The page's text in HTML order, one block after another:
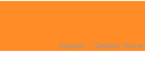
Dejabar Dejabar Home